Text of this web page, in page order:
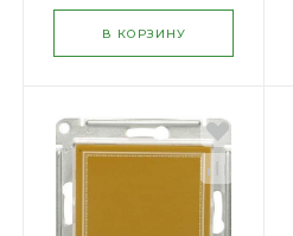
В КОРЗИНУ